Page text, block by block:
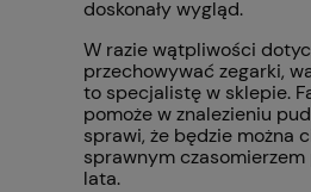
doskonały wygląd.
W razie wątpliwości
przechowywać zegarki,
to specjalistę w sklepie.
pomoże w znalezieniu
sprawi, że będzie można
sprawnym czasomierzem
lata.